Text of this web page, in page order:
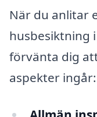
När du anlitar
husbesiktning
förvänta dig
aspekter ingår: